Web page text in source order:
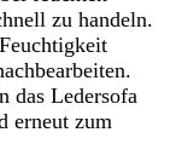
zu handeln.
das Ledersofa
erneut zum